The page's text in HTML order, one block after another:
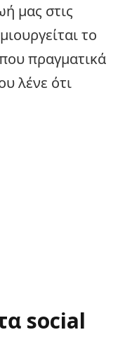
μας στις
το
πραγματικά
λένε ότι
social